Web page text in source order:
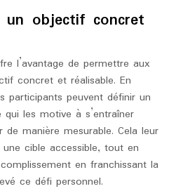
objectif concret
l’avantage de permettre aux
concret et réalisable. En
participants peuvent définir un
les motive à s’entraîner
manière mesurable. Cela leur
cible accessible, tout en
en franchissant la
ce défi personnel.